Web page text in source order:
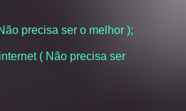
precisa ser o melhor );
( Não precisa ser